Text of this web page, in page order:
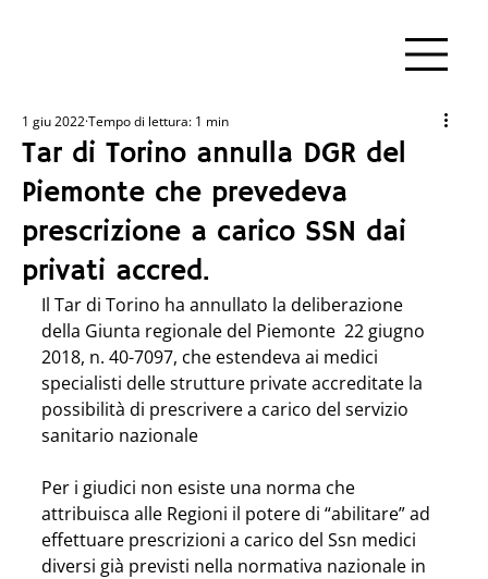
Tar di Torino annulla DGR del
Piemonte che prevedeva
prescrizione a carico SSN dai
privati accred.
1 giu 2022Tempo di lettura: 1 min
Il Tar di Torino ha annullato la deliberazione
della Giunta regionale del Piemonte  22 giugno
2018, n. 40-7097, che estendeva ai medici
specialisti delle strutture private accreditate la
possibilità di prescrivere a carico del servizio
sanitario nazionale
Per i giudici non esiste una norma che
attribuisca alle Regioni il potere di “abilitare” ad
effettuare prescrizioni a carico del Ssn medici
diversi già previsti nella normativa nazionale in